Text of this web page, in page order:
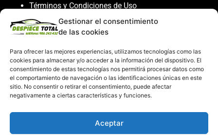
Gestionar el consentimiento
de las cookies
Para ofrecer las mejores experiencias, utilizamos tecnologías como las
cookies para almacenar y/o acceder a la información del dispositivo. El
consentimiento de estas tecnologías nos permitirá procesar datos como
el comportamiento de navegación o las identificaciones únicas en este
sitio. No consentir o retirar el consentimiento, puede afectar
negativamente a ciertas características y funciones.
Aceptar
Términos y Condiciones de Uso
Política de Cookies
Servicio al cliente
Contacto
986 243 432
608 867 074
recambiosdespiecetotal@gmail.com
Mi cuenta